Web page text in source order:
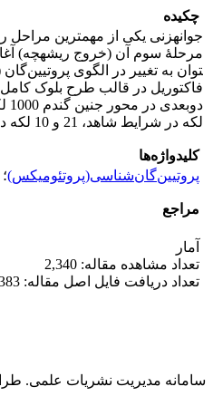
چکیده
جوانه­زنی یکی از مهم­ترین
فاکتوریل در قالب طرح بلوک
لکه در شرایط شاهد، 21 و 10 لکه در شرایط تنش، افزایش و کاهش بیان را نشان دادند. نتایج این آزمایش گویای آن بود که فراوانی لکه­ها به میزان زیادی از زمان، شدت و میزان تنش بستگی دارد.
کلیدواژه‌ها
پروتیین‌گان‌شناسی(پروتئومیکس)؛
مراجع
آمار
تعداد مشاهده مقاله: 2,340
تعداد دریافت فایل اصل مقاله: 1,383
سامانه مدیریت نشریات علمی.